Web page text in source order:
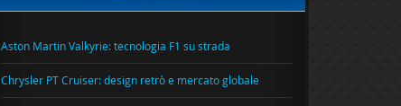
Aston Martin Valkyrie: tecnologia F1 su strada
Chrysler PT Cruiser: design retrò e mercato globale